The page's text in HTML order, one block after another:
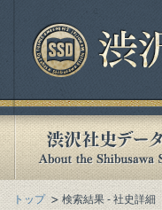
トップ 検索結果 - 社史詳細